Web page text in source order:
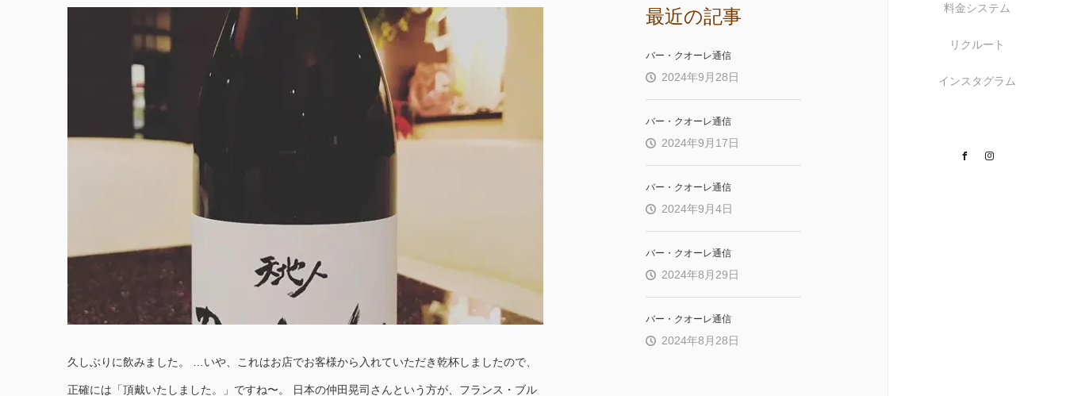
料金システム
リクルート
インスタグラム
Facebook
久しぶりに飲みました。 …いや、これはお店でお客様から入れていただき乾杯しましたので、
正確には「頂戴いたしました。」ですね〜。 日本の仲田晃司さんという方が、フランス・ブル
最近の記事
バー・クオーレ通信
2024年9月28日
バー・クオーレ通信
2024年9月17日
バー・クオーレ通信
2024年9月4日
バー・クオーレ通信
2024年8月29日
バー・クオーレ通信
2024年8月28日